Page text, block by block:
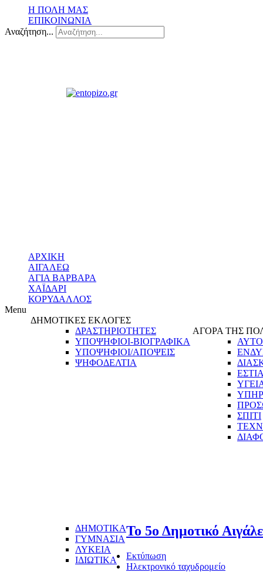
Η ΠΟΛΗ ΜΑΣ
ΕΠΙΚΟΙΝΩΝΙΑ
Αναζήτηση...
ΑΡΧΙΚΗ
ΑΙΓΑΛΕΩ
ΑΓΙΑ ΒΑΡΒΑΡΑ
ΧΑΪΔΑΡΙ
ΚΟΡΥΔΑΛΛΟΣ
Menu
ΔΗΜΟΤΙΚΕΣ ΕΚΛΟΓΕΣ
ΔΡΑΣΤΗΡΙΟΤΗΤΕΣ
ΥΠΟΨΗΦΙΟΙ-ΒΙΟΓΡΑΦΙΚΑ
ΥΠΟΨΗΦΙΟΙ/ΑΠΟΨΕΙΣ
ΨΗΦΟΔΕΛΤΙΑ
ΑΓΟΡΑ ΤΗΣ
ΣΠΙΤΙ
ΔΗΜΟΤΙΚΑ
ΓΥΜΝΑΣΙΑ
ΛΥΚΕΙΑ
ΙΔΙΩΤΙΚΑ
Το 5ο Δημοτικό
Εκτύπωση
Ηλεκτρονικό ταχυδρομείο